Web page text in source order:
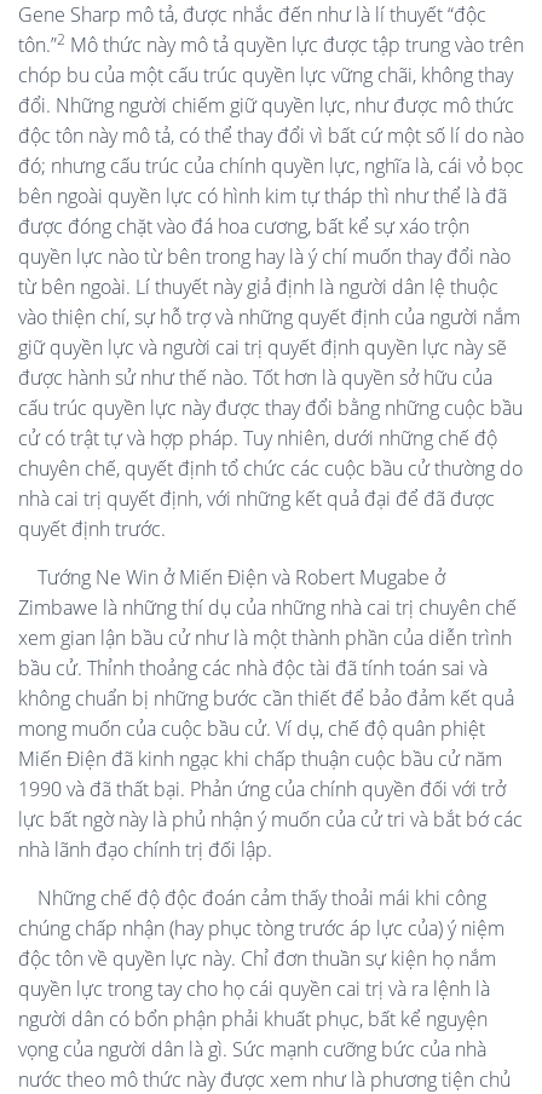
Gene Sharp mô tả, được nhắc đến như là lí thuyết “độc
tôn.”2 Mô thức này mô tả quyền lực được tập trung vào trên
chóp bu của một cấu trúc quyền lực vững chãi, không thay
đổi. Những người chiếm giữ quyền lực, như được mô thức
độc tôn này mô tả, có thể thay đổi vì bất cứ một số lí do nào
đó; nhưng cấu trúc của chính quyền lực, nghĩa là, cái vỏ bọc
bên ngoài quyền lực có hình kim tự tháp thì như thể là đã
được đóng chặt vào đá hoa cương, bất kể sự xáo trộn
quyền lực nào từ bên trong hay là ý chí muốn thay đổi nào
từ bên ngoài. Lí thuyết này giả định là người dân lệ thuộc
vào thiện chí, sự hỗ trợ và những quyết định của người nắm
giữ quyền lực và người cai trị quyết định quyền lực này sẽ
được hành sử như thế nào. Tốt hơn là quyền sở hữu của
cấu trúc quyền lực này được thay đổi bằng những cuộc bầu
cử có trật tự và hợp pháp. Tuy nhiên, dưới những chế độ
chuyên chế, quyết định tổ chức các cuộc bầu cử thường do
nhà cai trị quyết định, với những kết quả đại để đã được
quyết định trước.
Tướng Ne Win ở Miến Điện và Robert Mugabe ở
Zimbawe là những thí dụ của những nhà cai trị chuyên chế
xem gian lận bầu cử như là một thành phần của diễn trình
bầu cử. Thỉnh thoảng các nhà độc tài đã tính toán sai và
không chuẩn bị những bước cần thiết để bảo đảm kết quả
mong muốn của cuộc bầu cử. Ví dụ, chế độ quân phiệt
Miến Điện đã kinh ngạc khi chấp thuận cuộc bầu cử năm
1990 và đã thất bại. Phản ứng của chính quyền đối với trở
lực bất ngờ này là phủ nhận ý muốn của cử tri và bắt bớ các
nhà lãnh đạo chính trị đối lập.
Những chế độ độc đoán cảm thấy thoải mái khi công
chúng chấp nhận (hay phục tòng trước áp lực của) ý niệm
độc tôn về quyền lực này. Chỉ đơn thuần sự kiện họ nắm
quyền lực trong tay cho họ cái quyền cai trị và ra lệnh là
người dân có bổn phận phải khuất phục, bất kể nguyện
vọng của người dân là gì. Sức mạnh cưỡng bức của nhà
nước theo mô thức này được xem như là phương tiện chủ